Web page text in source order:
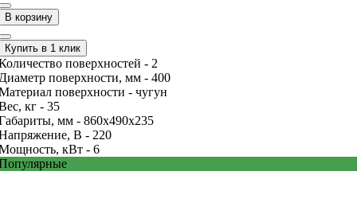
В корзину
Купить в 1 клик
поверхностей - 2
поверхности, мм - 400
поверхности - чугун
кг - 35
мм - 860х490х235
В - 220
кВт - 6